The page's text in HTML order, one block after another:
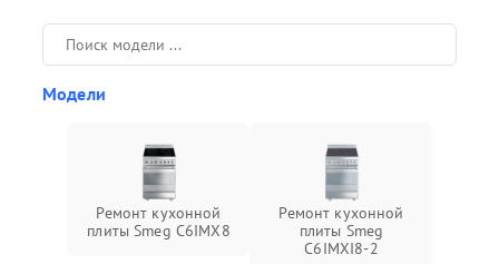
Модели
Ремонт кухонной
плиты Smeg C6IMX8
Ремонт кухонной
плиты Smeg
C6IMXI8-2